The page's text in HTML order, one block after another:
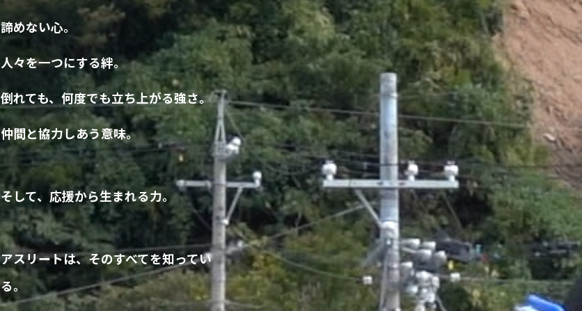
諦めない心。
人々を一つにする絆。
倒れても、何度でも立ち上がる強さ。
仲間と協力しあう意味。
そして、応援から生まれる力。
アスリートは、そのすべてを知ってい
る。